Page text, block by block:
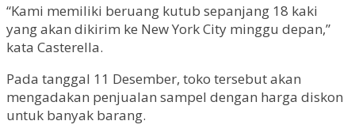
“Kami memiliki beruang kutub sepanjang 18 kaki
yang akan dikirim ke New York City minggu depan,”
kata Casterella.
Pada tanggal 11 Desember, toko tersebut akan
mengadakan penjualan sampel dengan harga diskon
untuk banyak barang.